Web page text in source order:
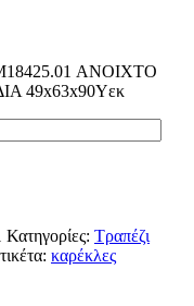
ΑΝΟΙΧΤΟ
49x63x90Υεκ
Κατηγορίες: Τραπέζι
καρέκλες